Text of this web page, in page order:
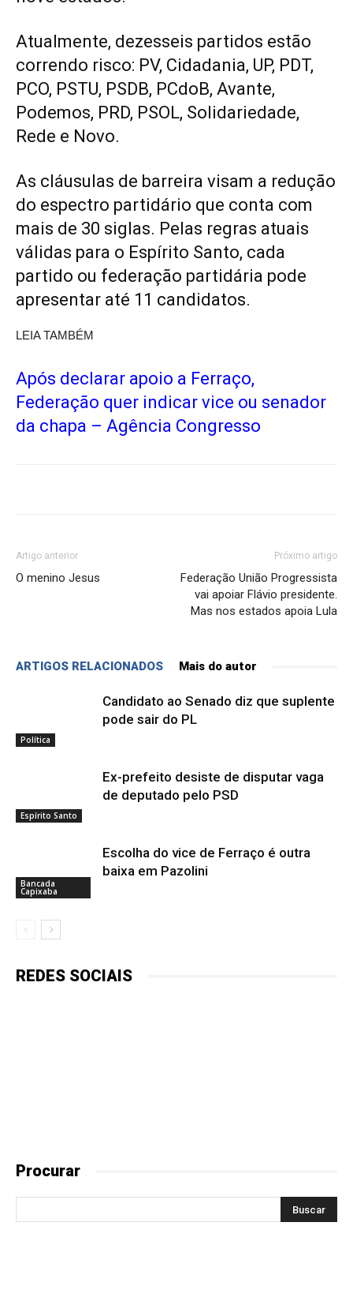
Atualmente, dezesseis partidos estão
correndo risco: PV, Cidadania, UP, PDT,
PCO, PSTU, PSDB, PCdoB, Avante,
Podemos, PRD, PSOL, Solidariedade,
Rede e Novo.
As cláusulas de barreira visam a redução
do espectro partidário que conta com
mais de 30 siglas. Pelas regras atuais
válidas para o Espírito Santo, cada
partido ou federação partidária pode
apresentar até 11 candidatos.
LEIA TAMBÉM
Após declarar apoio a Ferraço,
Federação quer indicar vice ou senador
da chapa – Agência Congresso
Artigo anterior
O menino Jesus
Próximo artigo
Federação União Progressista
vai apoiar Flávio presidente.
Mas nos estados apoia Lula
ARTIGOS RELACIONADOS Mais do autor
Política
Candidato ao Senado diz que suplente
pode sair do PL
Espírito Santo
Ex-prefeito desiste de disputar vaga
de deputado pelo PSD
Bancada
Capixaba
Escolha do vice de Ferraço é outra
baixa em Pazolini
REDES SOCIAIS
Procurar